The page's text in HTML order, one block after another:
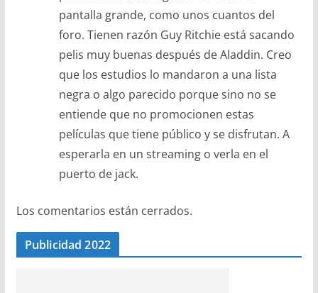
pantalla grande, como unos cuantos del
foro. Tienen razón Guy Ritchie está sacando
pelis muy buenas después de Aladdin. Creo
que los estudios lo mandaron a una lista
negra o algo parecido porque sino no se
entiende que no promocionen estas
películas que tiene público y se disfrutan. A
esperarla en un streaming o verla en el
puerto de jack.
Los comentarios están cerrados.
Publicidad 2022